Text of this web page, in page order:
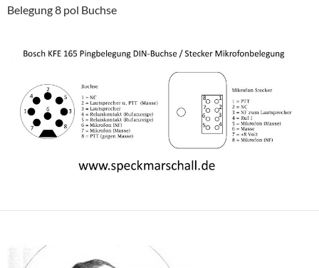
Belegung 8 pol Buchse